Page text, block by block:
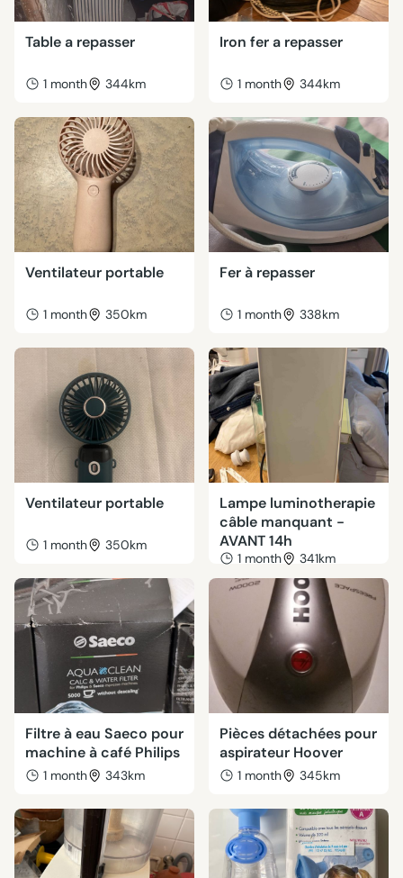
Table a repasser
1 month 344km
Iron fer a repasser
1 month 344km
Ventilateur portable
1 month 350km
Fer à repasser
1 month 338km
Ventilateur portable
1 month 350km
Lampe luminotherapie
câble manquant -
AVANT 14h
1 month 341km
Filtre à eau Saeco pour
machine à café Philips
1 month 343km
Pièces détachées pour
aspirateur Hoover
1 month 345km